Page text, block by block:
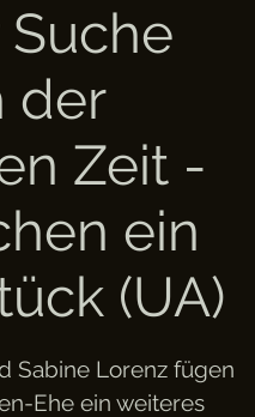
der
Zeit -
ein
(UA)
Sabine Lorenz fügen
Ehe ein weiteres